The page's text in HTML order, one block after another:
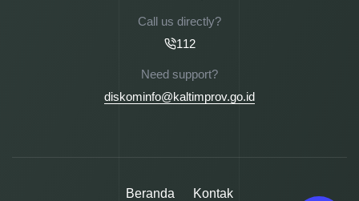
Call us directly?
112
Need support?
diskominfo@kaltimprov.go.id
Beranda Kontak